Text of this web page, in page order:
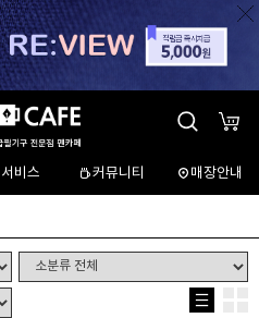
서비스 커뮤니티 매장안내